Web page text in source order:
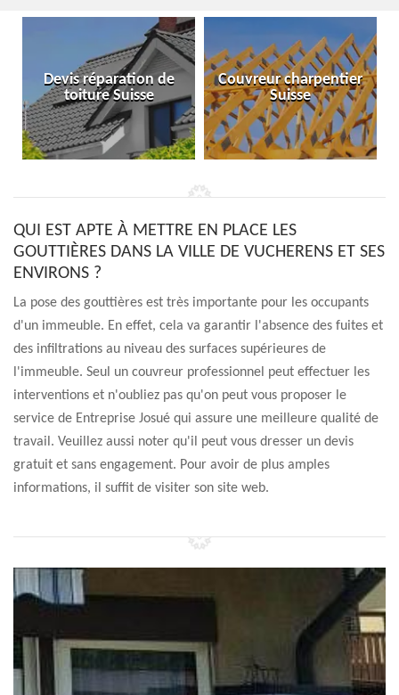
Devis réparation de
toiture Suisse
Couvreur charpentier
Suisse
QUI EST APTE À METTRE EN PLACE LES
GOUTTIÈRES DANS LA VILLE DE VUCHERENS ET SES
ENVIRONS ?
La pose des gouttières est très importante pour les occupants
d'un immeuble. En effet, cela va garantir l'absence des fuites et
des infiltrations au niveau des surfaces supérieures de
l'immeuble. Seul un couvreur professionnel peut effectuer les
interventions et n'oubliez pas qu'on peut vous proposer le
service de Entreprise Josué qui assure une meilleure qualité de
travail. Veuillez aussi noter qu'il peut vous dresser un devis
gratuit et sans engagement. Pour avoir de plus amples
informations, il suffit de visiter son site web.